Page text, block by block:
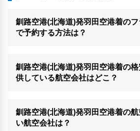
釧路空港(北海道)発羽田空港着の
で予約する方法は？
釧路空港(北海道)発羽田空港着の
供している航空会社はどこ？
釧路空港(北海道)発羽田空港着の
い航空会社は？